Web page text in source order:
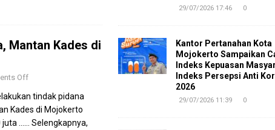
Mantan Kades di
Off
tindak pidana
Kades di Mojokerto
juta
…… Selengkapnya,
29/07/2026 17:46 0
Kantor Pertanahan Kota
Mojokerto Sampaikan
Indeks Kepuasan
Indeks Persepsi Anti
2026
29/07/2026 11:39 0